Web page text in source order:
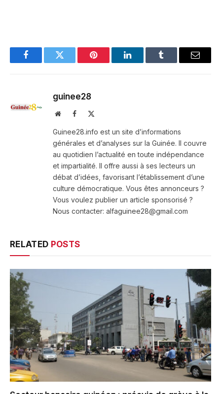
FacebookTwitter Pinterest LinkedInTumblr Email
guinee28
WebsiteFacebook
Guinee28.info est un site d’informations
générales et d’analyses sur la Guinée. Il couvre
au quotidien l’actualité en toute indépendance
et impartialité. Il offre aussi à ses lecteurs un
débat d’idées, favorisant l’établissement d’une
culture démocratique. Vous êtes annonceurs ?
Vous voulez publier un article sponsorisé ?
Nous contacter: alfaguinee28@gmail.com
RELATED POSTS